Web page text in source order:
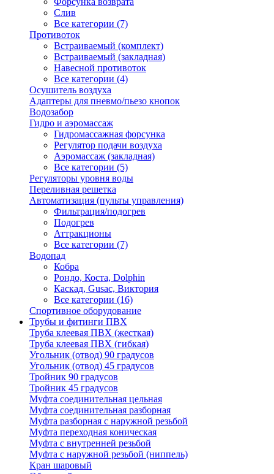
Слив
Все категории (7)
Противоток
Встраиваемый (комплект)
Встраиваемый (закладная)
Навесной противоток
Все категории (4)
Осушитель воздуха
Адаптеры для пневмо/пьезо кнопок
Водозабор
Гидро и аэромассаж
Гидромассажная форсунка
Регулятор подачи воздуха
Аэромассаж (закладная)
Все категории (5)
Регуляторы уровня воды
Переливная решетка
Автоматизация (пульты управления)
Фильтрация/подогрев
Подогрев
Аттракционы
Все категории (7)
Водопад
Кобра
Рондо, Коста, Dolphin
Каскад, Gusac, Виктория
Все категории (16)
Спортивное оборудование
Трубы и фитинги ПВХ
Труба клеевая ПВХ (жесткая)
Труба клеевая ПВХ (гибкая)
Угольник (отвод) 90 градусов
Угольник (отвод) 45 градусов
Тройник 90 градусов
Тройник 45 градусов
Муфта соединительная цельная
Муфта соединительная разборная
Муфта разборная с наружной резьбой
Муфта переходная коническая
Муфта с внутренней резьбой
Муфта с наружной резьбой (ниппель)
Кран шаровый